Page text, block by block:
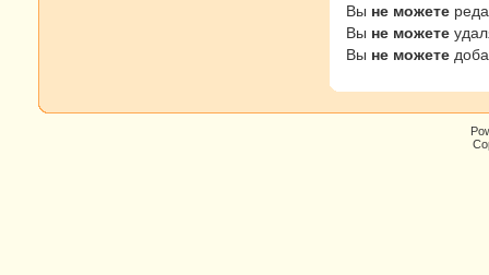
Вы не можете
Вы не можете
Вы не можете